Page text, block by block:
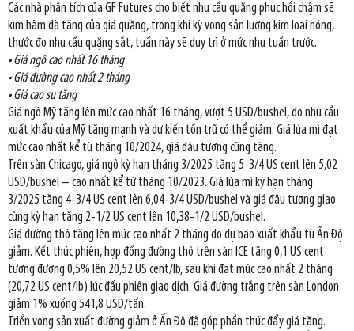
Các nhà phân tích của GF Futures cho biết nhu cầu quặng phục hồi chậm sẽ
kìm hãm đà tăng của giá quặng, trong khi kỳ vọng sản lượng kim loại nóng,
thước đo nhu cầu quặng sắt, tuần này sẽ duy trì ở mức như tuần trước.
• Giá ngô cao nhất 16 tháng
• Giá đường cao nhất 2 tháng
• Giá cao su tăng
Giá ngô Mỹ tăng lên mức cao nhất 16 tháng, vượt 5 USD/bushel, do nhu cầu
xuất khẩu của Mỹ tăng mạnh và dự kiến tồn trữ có thể giảm. Giá lúa mì đạt
mức cao nhất kể từ tháng 10/2024, giá đậu tương cũng tăng.
Trên sàn Chicago, giá ngô kỳ hạn tháng 3/2025 tăng 5-3/4 US cent lên 5,02
USD/bushel – cao nhất kể từ tháng 10/2023. Giá lúa mì kỳ hạn tháng
3/2025 tăng 4-3/4 US cent lên 6,04-3/4 USD/bushel và giá đậu tương giao
cùng kỳ hạn tăng 2-1/2 US cent lên 10,38-1/2 USD/bushel.
Giá đường thô tăng lên mức cao nhất 2 tháng do dự báo xuất khẩu từ Ấn Độ
giảm. Kết thúc phiên, hợp đồng đường thô trên sàn ICE tăng 0,1 US cent
tương đương 0,5% lên 20,52 US cent/lb, sau khi đạt mức cao nhất 2 tháng
(20,72 US cent/lb) lúc đầu phiên giao dịch. Giá đường trắng trên sàn London
giảm 1% xuống 541,8 USD/tấn.
Triển vọng sản xuất đường giảm ở Ấn Độ đã góp phần thúc đẩy giá tăng.